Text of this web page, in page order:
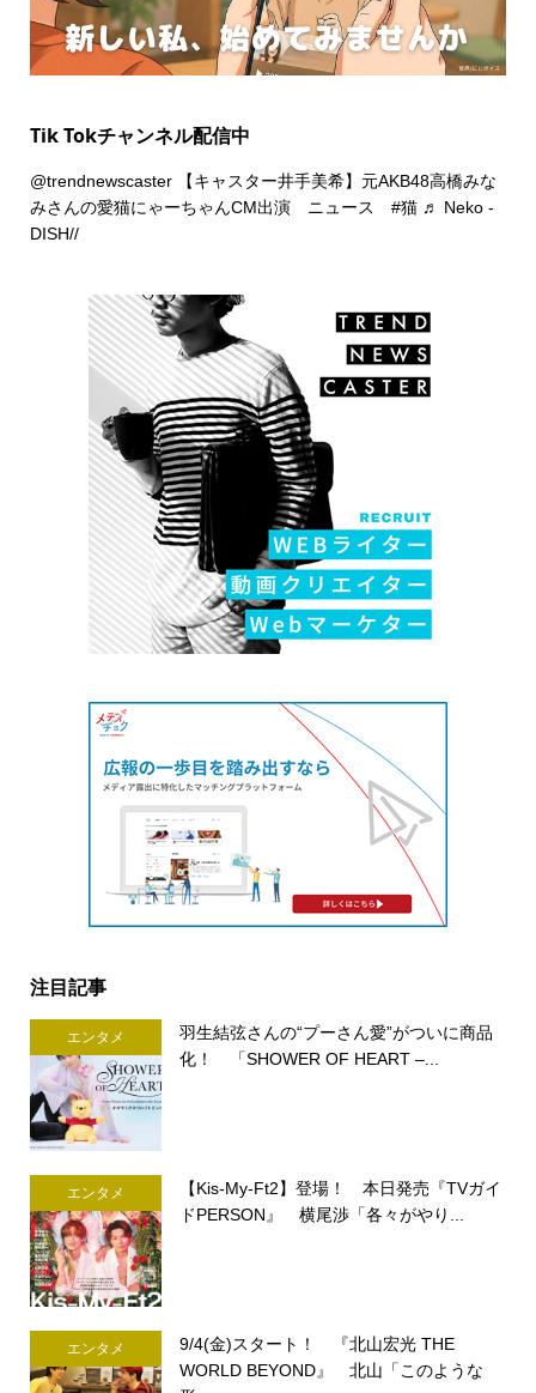
Tik Tokチャンネル配信中
@trendnewscaster【キャスター井手美希】元AKB48高橋みな
みさんの愛猫にゃーちゃんCM出演 ニュース #猫 ♬ Neko -
DISH//
注目記事
エンタメ
羽生結弦さんの“プーさん愛”がついに商品
化！ 「SHOWER OF HEART –...
エンタメ
【Kis-My-Ft2】登場！ 本日発売『TVガイ
ドPERSON』 横尾渉「各々がやり...
エンタメ
9/4(金)スタート！ 『北山宏光 THE
WORLD BEYOND』 北山「このような